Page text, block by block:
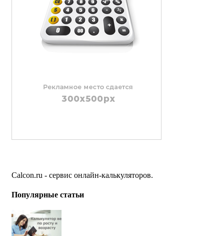
Calcon.ru - сервис онлайн-калькуляторов.
Популярные статьи